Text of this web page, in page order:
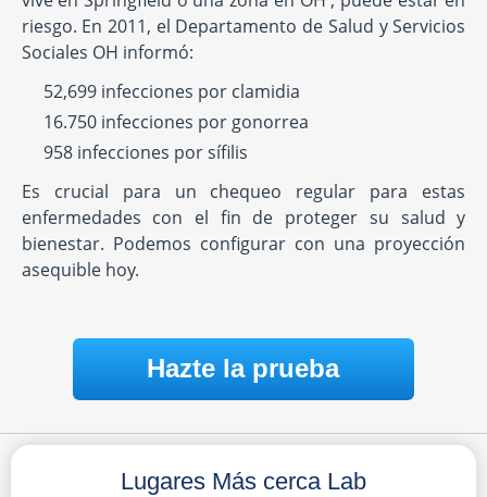
riesgo. En 2011, el Departamento de Salud y Servicios
Sociales OH informó:
52,699 infecciones por clamidia
16.750 infecciones por gonorrea
958 infecciones por sífilis
Es crucial para un chequeo regular para estas
enfermedades con el fin de proteger su salud y
bienestar. Podemos configurar con una proyección
asequible hoy.
Hazte la prueba
Lugares Más cerca Lab